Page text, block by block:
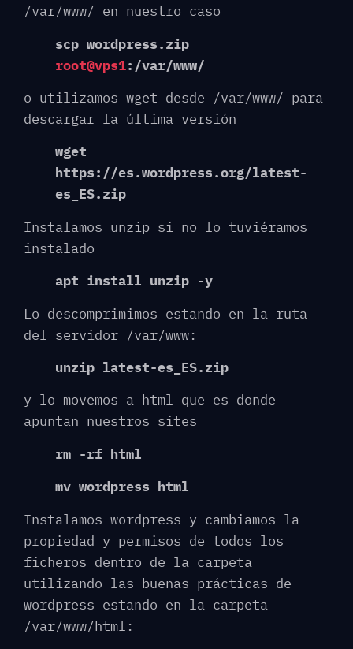
/var/www/ en nuestro caso
scp wordpress.zip
root@vps1:/var/www/
o utilizamos wget desde /var/www/ para
descargar la última versión
wget
https://es.wordpress.org/latest-
es_ES.zip
Instalamos unzip si no lo tuviéramos
instalado
apt install unzip -y
Lo descomprimimos estando en la ruta
del servidor /var/www:
unzip latest-es_ES.zip
y lo movemos a html que es donde
apuntan nuestros sites
rm -rf html
mv wordpress html
Instalamos wordpress y cambiamos la
propiedad y permisos de todos los
ficheros dentro de la carpeta
utilizando las buenas prácticas de
wordpress estando en la carpeta
/var/www/html: